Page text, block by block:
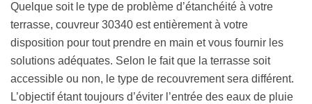
Quelque soit le type de problème d’étanchéité à votre
terrasse, couvreur 30340 est entièrement à votre
disposition pour tout prendre en main et vous fournir les
solutions adéquates. Selon le fait que la terrasse soit
accessible ou non, le type de recouvrement sera différent.
L’objectif étant toujours d’éviter l’entrée des eaux de pluie